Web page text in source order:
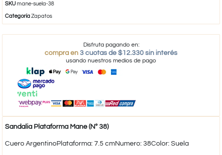
SKUmane-suela-38
Categoría Zapatos
Disfruta pagando en:
compra en 3 cuotas de $12.330 sin interés
usando nuestros medios de pago
Sandalia Plataforma Mane (Nº 38)
Cuero ArgentinoPlataforma: 7.5 cmNumero: 38Color: Suela